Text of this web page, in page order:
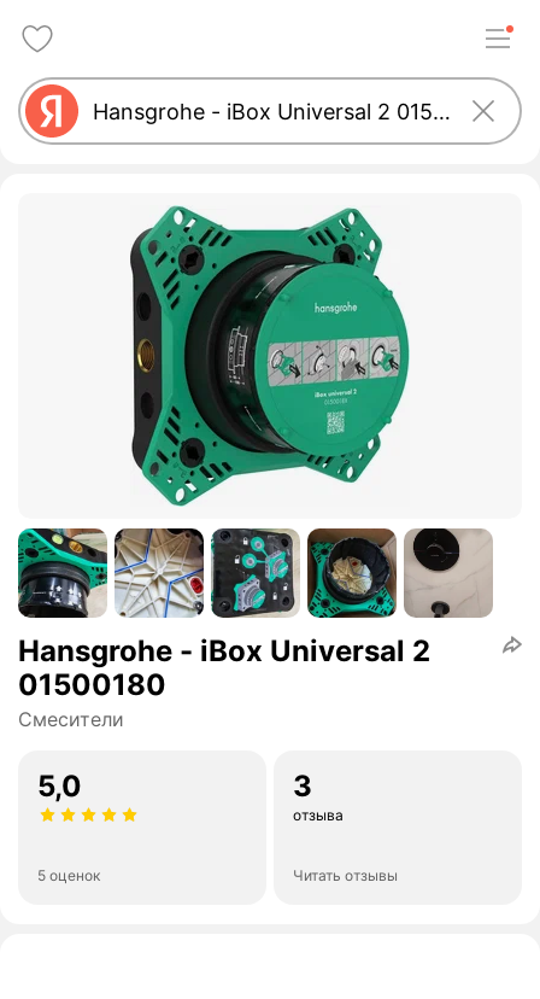
Hansgrohe - iBox Universal 2
01500180
Смесители
5,0
5 оценок
3
отзыва
Читать отзывы